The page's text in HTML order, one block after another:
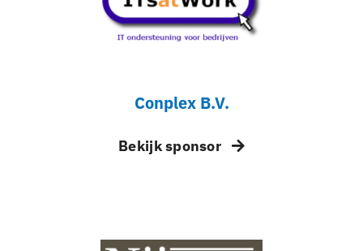
Conplex B.V.
Bekijk sponsor